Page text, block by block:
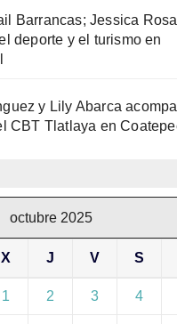
Barrancas; Jessica
deporte y el turismo en
y Lily Abarca
CBT Tlatlaya en
octubre 2025
X J V S
1 2 3 4